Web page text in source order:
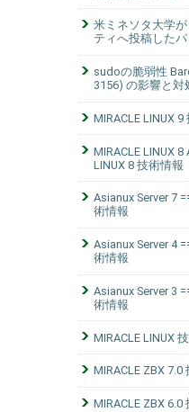
米ミネソタ大学
ティへ投稿した
sudoの脆弱性
3156) の影響と対
MIRACLE LINUX 9
MIRACLE LINUX
LINUX 8 技術情報
Asianux Server 7
術情報
Asianux Server 4
術情報
Asianux Server 3
術情報
MIRACLE LINUX
MIRACLE ZBX 7.0
MIRACLE ZBX 6.0